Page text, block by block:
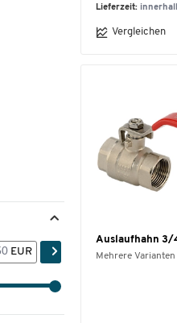
EUR
Lieferzeit:
Vergleichen
Auslaufhahn 3/
Mehrere